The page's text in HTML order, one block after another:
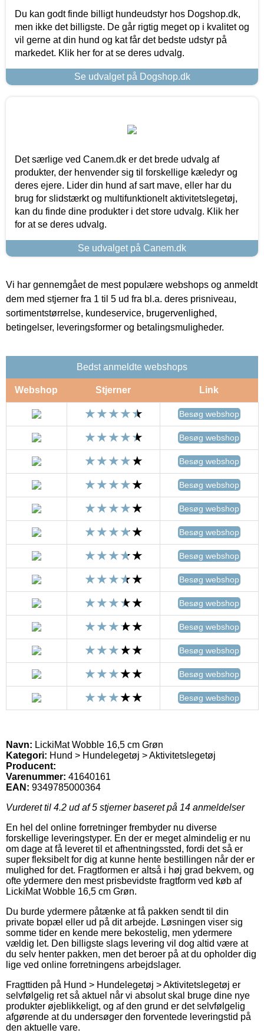
Du kan godt finde billigt hundeudstyr hos Dogshop.dk,
men ikke det billigste. De går rigtig meget op i kvalitet og
vil gerne at din hund og kat får det bedste udstyr på
markedet. Klik her for at se deres udvalg.
Se udvalget på Dogshop.dk
Det særlige ved Canem.dk er det brede udvalg af
produkter, der henvender sig til forskellige kæledyr og
deres ejere. Lider din hund af sart mave, eller har du
brug for slidstærkt og multifunktionelt aktivitetslegetøj,
kan du finde dine produkter i det store udvalg. Klik her
for at se deres udvalg.
Se udvalget på Canem.dk
Vi har gennemgået de mest populære webshops og anmeldt
dem med stjerner fra 1 til 5 ud fra bl.a. deres prisniveau,
sortimentstørrelse, kundeservice, brugervenlighed,
betingelser, leveringsformer og betalingsmuligheder.
Bedst anmeldte webshops
Webshop Stjerner Link
Besøg webshop
Besøg webshop
Besøg webshop
Besøg webshop
Besøg webshop
Besøg webshop
Besøg webshop
Besøg webshop
Besøg webshop
Besøg webshop
Besøg webshop
Besøg webshop
Besøg webshop
Navn: LickiMat Wobble 16,5 cm Grøn
Kategori: Hund > Hundelegetøj > Aktivitetslegetøj
Producent:
Varenummer: 41640161
EAN: 9349785000364
Vurderet til 4.2 ud af 5 stjerner baseret på 14 anmeldelser
En hel del online forretninger frembyder nu diverse
forskellige leveringstyper. En der er meget almindelig er nu
om dage at få leveret til et afhentningssted, fordi det så er
super fleksibelt for dig at kunne hente bestillingen når der er
mulighed for det. Fragtformen er altså i høj grad bekvem, og
ofte ydermere den mest prisbevidste fragtform ved køb af
LickiMat Wobble 16,5 cm Grøn.
Du burde ydermere påtænke at få pakken sendt til din
private bopæl eller ud på dit arbejde. Løsningen viser sig
somme tider en kende mere bekostelig, men ydermere
vældig let. Den billigste slags levering vil dog altid være at
du selv henter pakken, men det beroer på at du opholder dig
lige ved online forretningens arbejdslager.
Fragttiden på Hund > Hundelegetøj > Aktivitetslegetøj er
selvfølgelig ret så aktuel når vi absolut skal bruge dine nye
produkter øjeblikkeligt, og af den grund er det selvfølgelig
afgørende at du undersøger den forventede leveringstid på
den aktuelle vare.